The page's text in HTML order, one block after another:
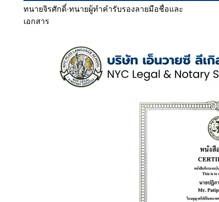
ทนายจิรศักดิ์·ทนายผู้ทำคำรับรองลายมือชื่อและ
เอกสาร